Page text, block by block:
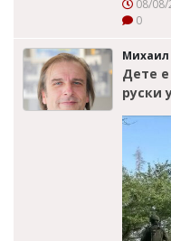
08/
0
Дете
руски